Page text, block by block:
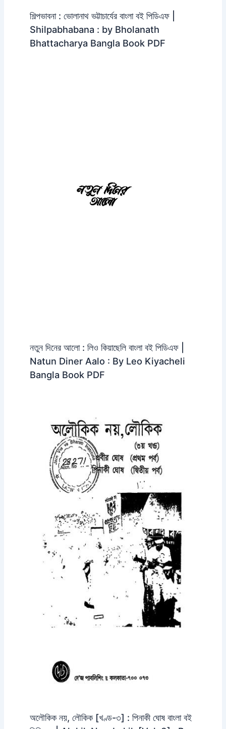
শিল্পভাবনা : ভোলানাথ ভট্টাচার্যের বাংলা বই পিডিএফ |
Shilpabhabana : by Bholanath
Bhattacharya Bangla Book PDF
নতুন দিনের আলো : লিও কিয়াছেলি বাংলা বই পিডিএফ |
Natun Diner Aalo : By Leo Kiyacheli
Bangla Book PDF
অলৌকিক নয়, লৌকিক [খণ্ড-৩] : পিনাকী ঘোষ বাংলা বই